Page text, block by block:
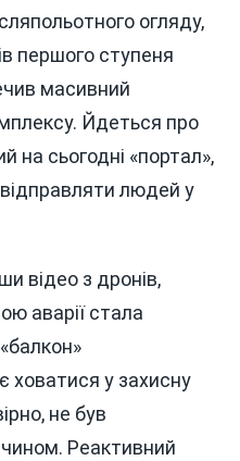
огляду,
першого ступеня
масивний
Йдеться про
сьогодні «портал»,
людей у
відео з дронів,
аварії стала
ховатися у захисну
не був
Реактивний